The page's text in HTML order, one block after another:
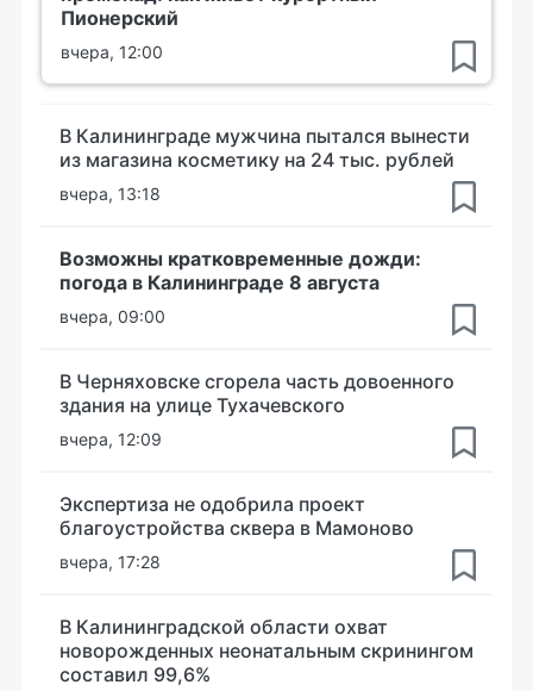
Пионерский
вчера, 12:00
В Калининграде мужчина пытался вынести
из магазина косметику на 24 тыс. рублей
вчера, 13:18
Возможны кратковременные дожди:
погода в Калининграде 8 августа
вчера, 09:00
В Черняховске сгорела часть довоенного
здания на улице Тухачевского
вчера, 12:09
Экспертиза не одобрила проект
благоустройства сквера в Мамоново
вчера, 17:28
В Калининградской области охват
новорожденных неонатальным скринингом
составил 99,6%